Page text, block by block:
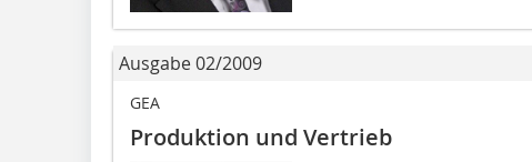
Ausgabe 02/2009
GEA
Produktion und Vertrieb